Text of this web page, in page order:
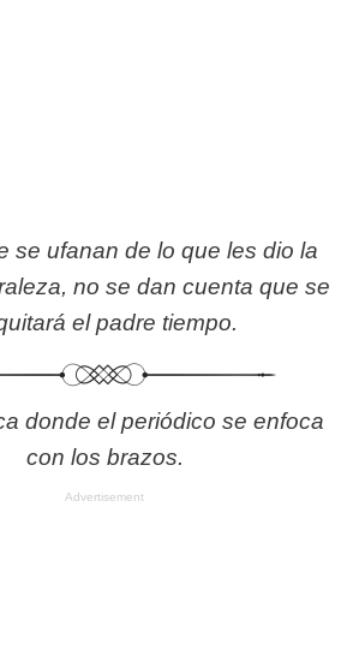
se ufanan de lo que les dio la
no se dan cuenta que se
el padre tiempo.
donde el periódico se enfoca
con los brazos.
Advertisement